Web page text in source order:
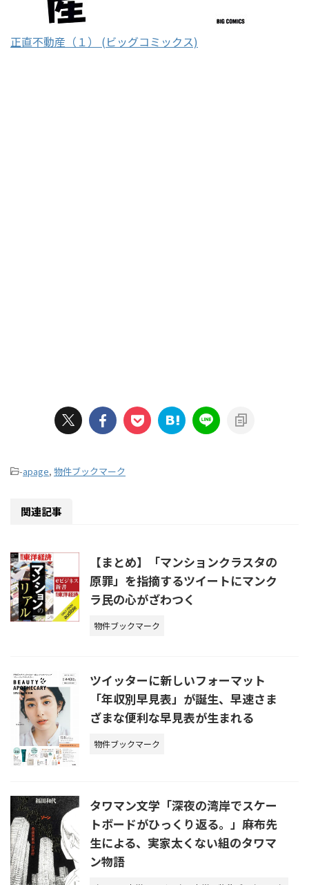
正直不動産（１） (ビッグコミックス)
-apage, 物件ブックマーク
関連記事
【まとめ】「マンションクラスタの
原罪」を指摘するツイートにマンク
ラ民の心がざわつく
物件ブックマーク
ツイッターに新しいフォーマット
「年収別早見表」が誕生、早速さま
ざまな便利な早見表が生まれる
物件ブックマーク
タワマン文学「深夜の湾岸でスケー
トボードがひっくり返る。」麻布先
生による、実家太くない組のタワマ
ン物語